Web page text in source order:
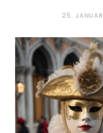
25.